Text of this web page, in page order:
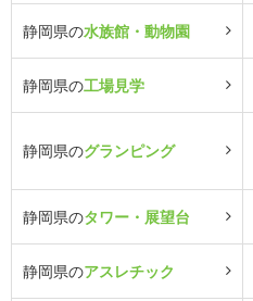
静岡県の水族館・動物園
静岡県の工場見学
静岡県のグランピング
静岡県のタワー・展望台
静岡県のアスレチック